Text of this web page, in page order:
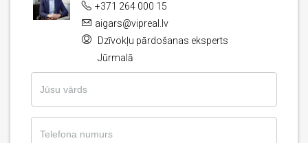
+371 264 000 15
aigars@vipreal.lv
Dzīvokļu pārdošanas eksperts
Jūrmalā